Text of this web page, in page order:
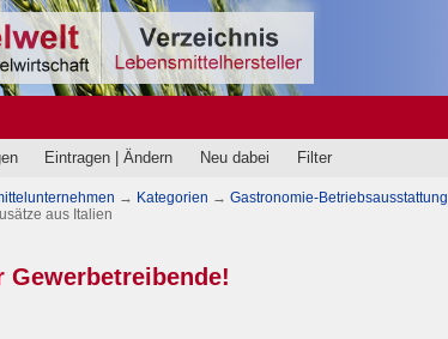
Eintragen | Ändern Neu dabei Filter
→ Kategorien → Gastronomie-Betriebsausstattung
aus Italien